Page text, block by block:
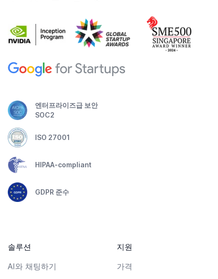
엔터프라이즈급 보안
SOC2
ISO 27001
HIPAA-compliant
GDPR 준수
솔루션
AI와 채팅하기
지원
가격